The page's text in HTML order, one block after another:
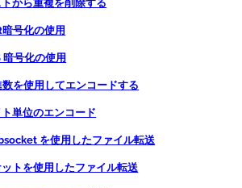
から重複を削除する
号化の使用
号化の使用
を使用してエンコードする
単位のエンコード
を使用したファイル転送
トを使用したファイル転送